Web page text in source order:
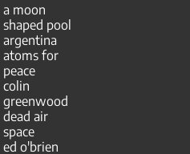
a moon
shaped pool
argentina
atoms for
peace
colin
greenwood
dead air
space
ed o'brien